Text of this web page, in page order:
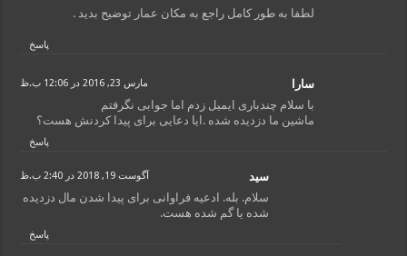
لطفا به طور کامل راجع به مکان عمار توضیح بدید .
پاسخ
سارا مارس 23, 2016 در 12:06 ب.ظ
با سلام چندباری ایمیل زدم اما جوابی نگرفتم
ماشین ما دزدیده شده .ایا دعایی برای پیدا کردنش هست؟
پاسخ
سید آگوست 19, 2018 در 2:40 ب.ظ
سلام. بله. ادعیه فراوانی برای پیدا شدن مال دزدیده
شده یا گم شده هست.
پاسخ